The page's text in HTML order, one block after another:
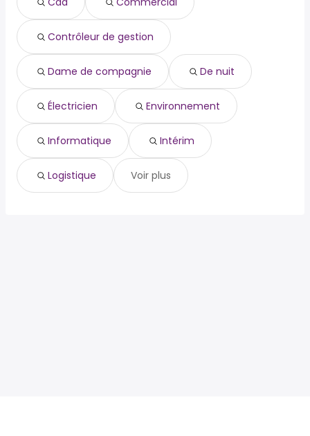
Anzin
Raismes
Somain
Douchy-les-Mines
dame de compagnie
de nuit
électricien
environnement
informatique
intérim
logistique
Contrôleur de gestion
Dame de compagnie De nuit
Électricien Environnement
Informatique Intérim
Logistique Voir plus